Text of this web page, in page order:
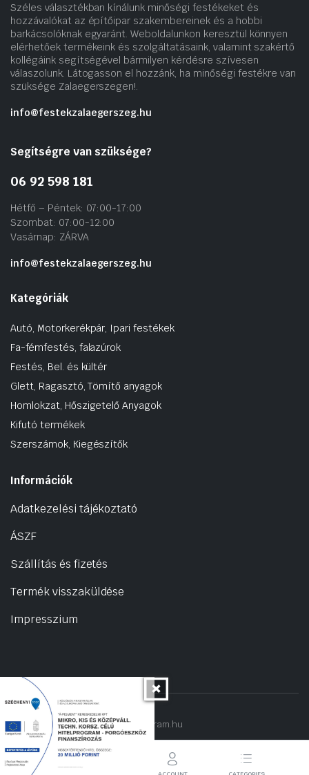
Széles választékban kínálunk minőségi festékeket és
hozzávalókat az építőipar szakembereinek és a hobbi
barkácsolóknak egyaránt. Weboldalunkon keresztül könnyen
elérhetőek termékeink és szolgáltatásaink, valamint szakértő
kollégáink segítségével bármilyen kérdésre szívesen
válaszolunk. Látogasson el hozzánk, ha minőségi festékre van
szüksége Zalaegerszegen!.
info@festekzalaegerszeg.hu
Segítségre van szüksége?
06 92 598 181
Hétfő – Péntek: 07:00-17:00
Szombat: 07:00-12:00
Vasárnap: ZÁRVA
info@festekzalaegerszeg.hu
Kategóriák
Autó, Motorkerékpár, Ipari festékek
Fa-fémfestés, falazúrok
Festés, Bel. és kültér
Glett, Ragasztó, Tömítő anyagok
Homlokzat, Hőszigetelő Anyagok
Kifutó termékek
Szerszámok, Kiegészítők
Információk
Adatkezelési tájékoztató
ÁSZF
Szállítás és fizetés
Termék visszaküldése
Impresszium
Copyright 2022 © hogyantalaljanakram.hu